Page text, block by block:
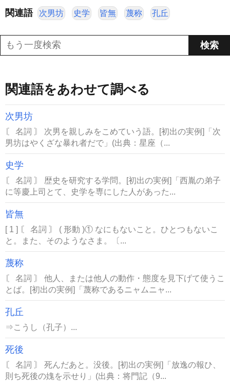
関連語 次男坊 史学 皆無 蔑称 孔丘
関連語をあわせて調べる
次男坊
〘 名詞 〙 次男を親しみをこめていう語。[初出の実例]「次
男坊はやくざな暴れ者だで」(出典：星座（...
史学
〘 名詞 〙 歴史を研究する学問。[初出の実例]「西胤の弟子
に等慶上司とて、史学を専にした人があった...
皆無
[ 1 ] 〘 名詞 〙 ( 形動 )① なにもないこと。ひとつもないこ
と。また、そのようなさま。〔...
蔑称
〘 名詞 〙 他人、または他人の動作・態度を見下げて使うこ
とば。[初出の実例]「蔑称であるニャムニャ...
孔丘
⇒こうし（孔子）...
死後
〘 名詞 〙 死んだあと。没後。[初出の実例]「放逸の報ひ、
則ち死後の媿を示せり」(出典：将門記（9...